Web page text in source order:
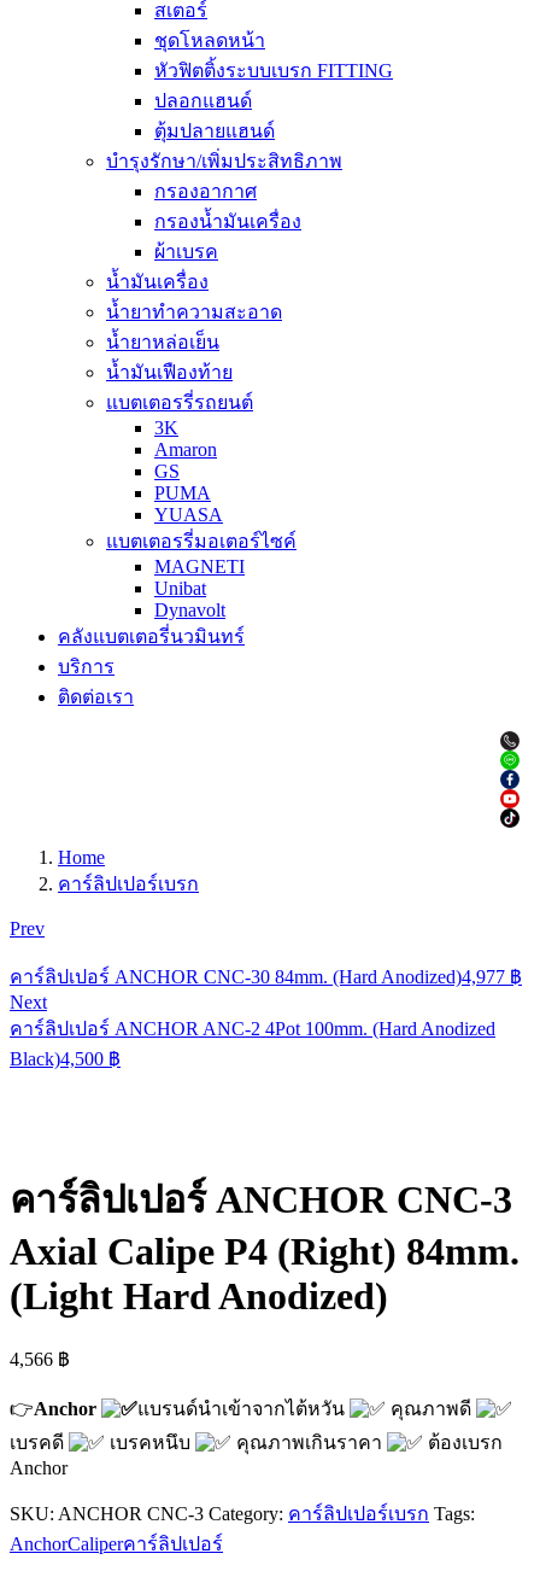
สเตอร์
ชุดโหลดหน้า
หัวฟิตติ้งระบบเบรก FITTING
ปลอกแฮนด์
ตุ้มปลายแฮนด์
บำรุงรักษา/เพิ่มประสิทธิภาพ
กรองอากาศ
กรองน้ำมันเครื่อง
ผ้าเบรค
น้ำมันเครื่อง
น้ำยาทำความสะอาด
น้ำยาหล่อเย็น
น้ำมันเฟืองท้าย
แบตเตอรรี่รถยนต์
3K
Amaron
GS
PUMA
YUASA
แบตเตอรรี่มอเตอร์ไซค์
MAGNETI
Unibat
Dynavolt
คลังแบตเตอรี่นวมินทร์
บริการ
ติดต่อเรา
Home
คาร์ลิปเปอร์เบรก
Prev
คาร์ลิปเปอร์ ANCHOR CNC-30 84mm. (Hard Anodized)4,977 ฿
Next
คาร์ลิปเปอร์ ANCHOR ANC-2 4Pot 100mm. (Hard Anodized
Black)4,500 ฿
คาร์ลิปเปอร์ ANCHOR CNC-3
Axial Calipe P4 (Right) 84mm.
(Light Hard Anodized)
4,566 ฿
👉Anchor แบรนด์นำเข้าจากไต้หวัน
คุณภาพดี
เบรคดี
เบรคหนึบ คุณภาพเกินราคา
ต้องเบรก
Anchor
SKU: ANCHOR CNC-3 Category: คาร์ลิปเปอร์เบรก Tags:
AnchorCaliperคาร์ลิปเปอร์